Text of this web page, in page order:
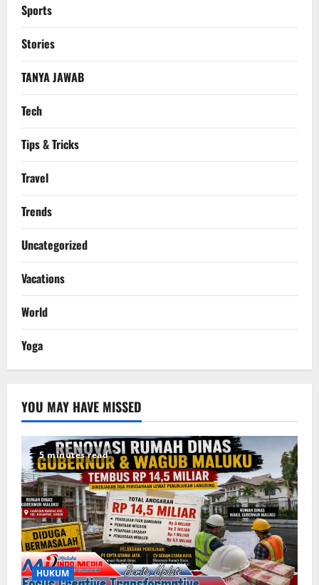
Sports
Stories
TANYA JAWAB
Tech
Tips & Tricks
Travel
Trends
Uncategorized
Vacations
World
Yoga
YOU MAY HAVE MISSED
5 minutes read
HUKUM